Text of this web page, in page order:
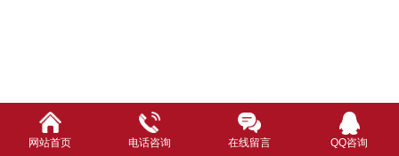
网站首页 电话咨询 在线留言 QQ咨询